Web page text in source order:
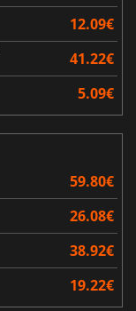
12.09€
41.22€
5.09€
59.80€
26.08€
38.92€
19.22€